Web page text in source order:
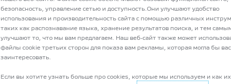
СЛЕДУЮЩИЙ
багажного отделения варьируется от 434 лдо1
безопасность, управление сетью и доступность.Они улучшают удобство
использования и производительность сайта с помощью различных
таких как распознавание языка, хранение результатов поиска, и тем
улучшают то, что мы вам предлагаем. Наш веб-сайт также может
файлы cookie третьих сторон для показа вам рекламы, которая могла бы вас
заинтересовать.
Если вы хотите узнать больше про cookies, которые мы используем и как их